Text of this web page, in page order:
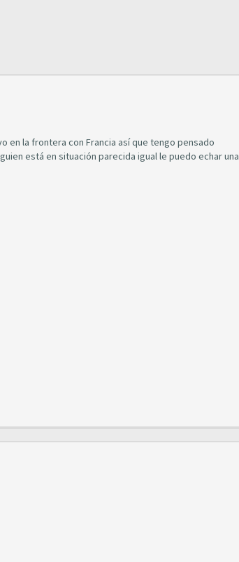
en la frontera con Francia así que tengo pensado
está en situación parecida igual le puedo echar una